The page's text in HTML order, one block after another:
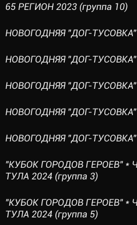
65 РЕГИОН 2023 (группа 10)
НОВОГОДНЯЯ "ДОГ-ТУСОВКА"
НОВОГОДНЯЯ "ДОГ-ТУСОВКА"
НОВОГОДНЯЯ "ДОГ-ТУСОВКА"
НОВОГОДНЯЯ "ДОГ-ТУСОВКА"
НОВОГОДНЯЯ "ДОГ-ТУСОВКА"
"КУБОК ГОРОДОВ ГЕРОЕВ" *
ТУЛА 2024 (группа 3)
"КУБОК ГОРОДОВ ГЕРОЕВ" *
ТУЛА 2024 (группа 5)